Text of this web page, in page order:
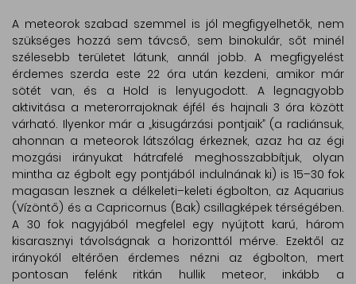
A meteorok szabad szemmel is jól megfigyelhetők, nem
szükséges hozzá sem távcső, sem binokulár, sőt minél
szélesebb területet látunk, annál jobb. A megfigyelést
érdemes szerda este 22 óra után kezdeni, amikor már
sötét van, és a Hold is lenyugodott. A legnagyobb
aktivitása a meterorrajoknak éjfél és hajnali 3 óra között
várható. Ilyenkor már a „kisugárzási pontjaik” (a radiánsuk,
ahonnan a meteorok látszólag érkeznek, azaz ha az égi
mozgási irányukat hátrafelé meghosszabbítjuk, olyan
mintha az égbolt egy pontjából indulnának ki) is 15–30 fok
magasan lesznek a délkeleti–keleti égbolton, az Aquarius
(Vízöntő) és a Capricornus (Bak) csillagképek térségében.
A 30 fok nagyjából megfelel egy nyújtott karú, három
kisarasznyi távolságnak a horizonttól mérve. Ezektől az
irányokól eltérően érdemes nézni az égbolton, mert
pontosan felénk ritkán hullik meteor, inkább a